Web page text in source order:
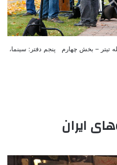
۱۰ سالگی مجله تیتر – بخش چهارم پنجم دفتر: سینما،
ایران